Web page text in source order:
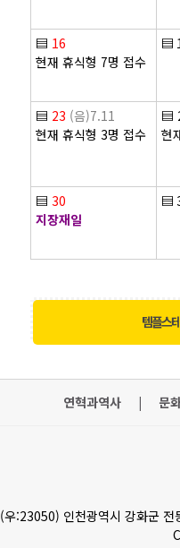
▤ 16
현재 휴식형 7명 접수
▤
▤ 23 (음)7.11
현재 휴식형 3명 접수
▤
현
▤ 30
지장재일
▤
템플스
연혁과역사 | 문
(우:23050) 인천광역시 강화군 전